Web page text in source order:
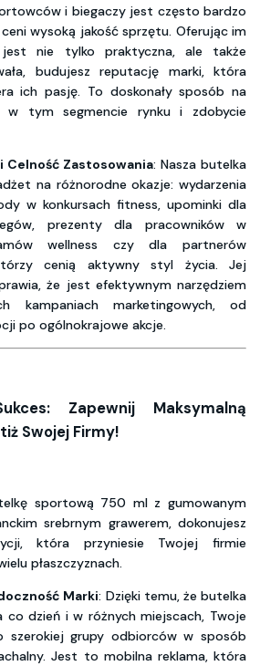
i biegaczy jest często bardzo
wysoką jakość sprzętu. Oferując im
nie tylko praktyczna, ale także
budujesz reputację marki, która
ich pasję. To doskonały sposób na
w tym segmencie rynku i zdobycie
Celność Zastosowania: Nasza butelka
na różnorodne okazje: wydarzenia
w konkursach fitness, upominki dla
prezenty dla pracowników w
wellness czy dla partnerów
cenią aktywny styl życia. Jej
że jest efektywnym narzędziem
kampaniach marketingowych, od
po ogólnokrajowe akcje.
Zapewnij Maksymalną
Swojej Firmy!
sportową 750 ml z gumowanym
srebrnym grawerem, dokonujesz
która przyniesie Twojej firmie
płaszczyznach.
Marki: Dzięki temu, że butelka
co dzień i w różnych miejscach, Twoje
szerokiej grupy odbiorców w sposób
Jest to mobilna reklama, która